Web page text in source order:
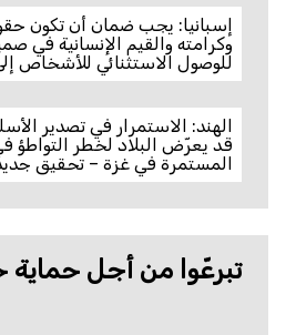
إسبانيا: يجب ضمان أن تكون
وكرامته والقيم الإنسانية في
للوصول الاستثنائي للأشخاص
الهند: الاستمرار في تصدير
قد يعرّض البلاد لخطر التواطؤ
المستمرة في غزة – تحقيق
تبرعّوا من أجل حماية